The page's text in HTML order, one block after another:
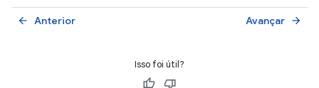
Anterior
arrow_back Avançar arrow_forward
Isso foi útil?